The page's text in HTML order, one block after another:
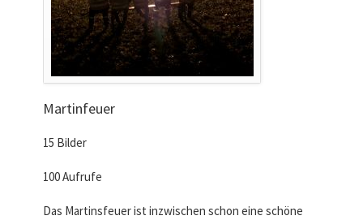
Martinfeuer
15 Bilder
100 Aufrufe
Das Martinsfeuer ist inzwischen schon eine schöne